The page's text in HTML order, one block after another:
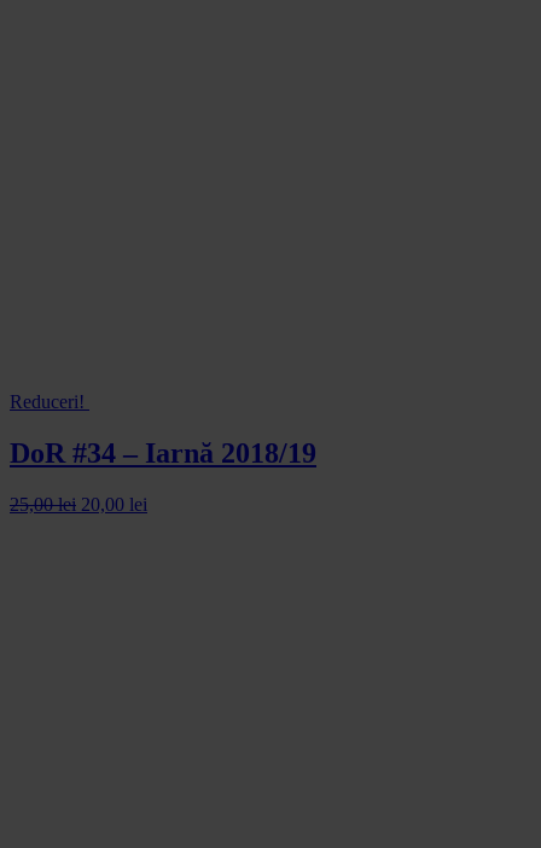
Reduceri!
DoR #34 – Iarnă 2018/19
25,00lei 20,00 lei